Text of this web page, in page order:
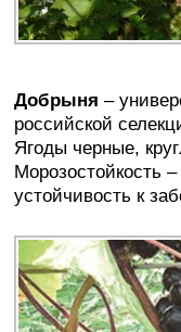
Добрыня –
российской
Ягоды черные,
Морозостойкость
устойчивость к